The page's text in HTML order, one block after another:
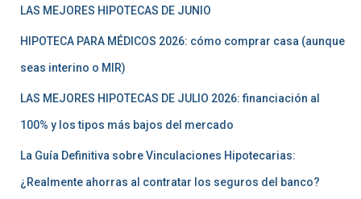
LAS MEJORES HIPOTECAS DE JUNIO
HIPOTECA PARA MÉDICOS 2026: cómo comprar casa (aunque
seas interino o MIR)
LAS MEJORES HIPOTECAS DE JULIO 2026: financiación al
100% y los tipos más bajos del mercado
La Guía Definitiva sobre Vinculaciones Hipotecarias:
¿Realmente ahorras al contratar los seguros del banco?